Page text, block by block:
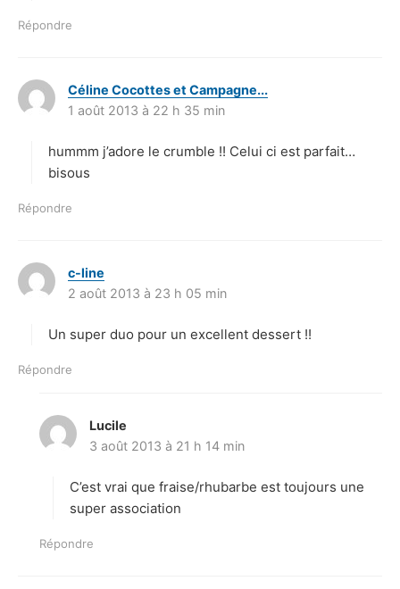
Répondre
Céline Cocottes et Campagne...
1 août 2013 à 22 h 35 min
hummm j’adore le crumble !! Celui ci est parfait…
bisous
Répondre
c-line
i
2 août 2013 à 23 h 05 min
Un super duo pour un excellent dessert !!
Répondre
Lucile
i
:
3 août 2013 à 21 h 14 min
C’est vrai que fraise/rhubarbe est toujours une
super association
Répondre